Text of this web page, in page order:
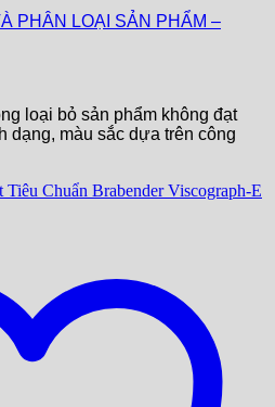
PHÂN LOẠI SẢN PHẨM –
loại bỏ sản phẩm không đạt
dạng, màu sắc dựa trên công